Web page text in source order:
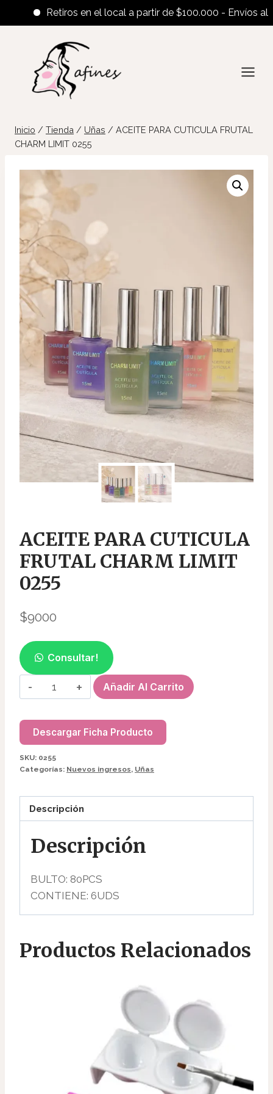
Retiros en el local a partir de $100.000 - Envíos al
contenido
Inicio / Tienda / Uñas / ACEITE PARA CUTICULA FRUTAL
CHARM LIMIT 0255
ACEITE PARA CUTICULA
FRUTAL CHARM LIMIT
0255
$9000
Consultar!
ACEITE
PARA
FRUTAL
CHARM
LIMIT
cantidad
Añadir Al Carrito
Descargar Ficha Producto
SKU: 0255
Categorías: Nuevos ingresos, Uñas
Descripción
Descripción
BULTO: 80PCS
CONTIENE: 6UDS
Productos Relacionados